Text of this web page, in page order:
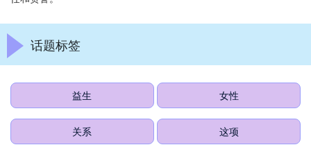
话题标签
益生 女性
关系 这项